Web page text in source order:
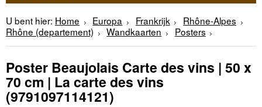
U bent hier: Home Europa Frankrijk
Rhône-Alpes
Rhône (departement)
Wandkaarten Posters
Poster Beaujolais Carte des vins | 50 x
70 cm | La carte des vins
(9791097114121)